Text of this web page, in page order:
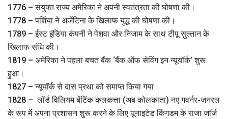
1776 – संयुक्त राज्य अमेरिका ने अपनी स्वतंत्रता की घोषणा की।
1778 – पर्शिया ने अर्जेटिना के खिलाफ युद्ध की घोषणा की।
1789 – ईस्ट इंडिया कंपनी ने पेशवा और निजाम के साथ टीपू सुल्तान के
खिलाफ संधि की।
1819 – अमेरिका ने पहला बचत बैंक ‘बैंक ऑफ सेविंग इन न्यूयॉर्क’ शुरू
हुआ।
1827 – न्यूयॉर्क से दास प्रथा को समाप्त किया गया।
1828 – लॉर्ड विलियम बेंटिंक कलकत्ता (अब कोलकाता) नए गवर्नर-जनरल
के रूप में अपना प्रशासन शुरू करने के लिए यूनाइटेड किंगडम के राजा जॉर्ज